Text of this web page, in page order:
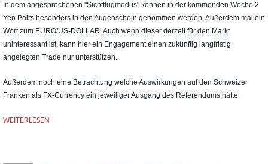
In dem angesprochenen "Sichtflugmodus" können in der kommenden Woche 2
Yen Pairs besonders in den Augenschein genommen werden. Außerdem mal ein
Wort zum EURO/US-DOLLAR. Auch wenn dieser derzeit für den Markt
uninteressant ist, kann hier ein Engagement einen zukünftig langfristig
angelegten Trade nur unterstützen.
Außerdem noch eine Betrachtung welche Auswirkungen auf den Schweizer
Franken als FX-Currency ein jeweiliger Ausgang des Referendums hätte.
WEITERLESEN